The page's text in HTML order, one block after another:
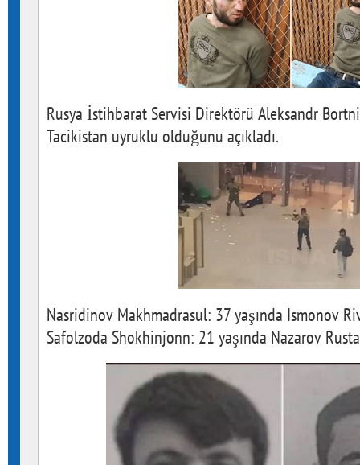
Rusya İstihbarat Servisi Direktörü Aleksandr
Tacikistan uyruklu olduğunu açıkladı.
Nasridinov Makhmadrasul: 37 yaşında Ismonov
Safolzoda Shokhinjonn: 21 yaşında Nazarov